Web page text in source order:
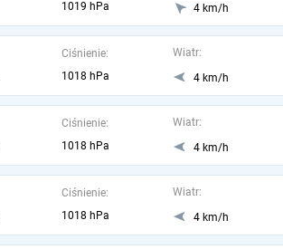
1019 hPa
4 km/h
Ciśnienie:
1018 hPa
Wiatr:
4 km/h
Ciśnienie:
1018 hPa
Wiatr:
4 km/h
Ciśnienie:
1018 hPa
Wiatr:
4 km/h